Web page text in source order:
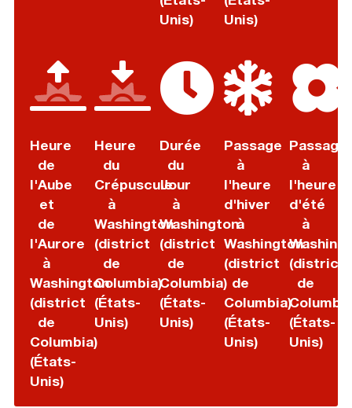
Unis)
Unis)
Heure
de
l'Aube
et
de
l'Aurore
à
Washington
(district
de
Columbia)
(États-
Unis)
Heure
du
Crépuscule
à
Washington
(district
de
Columbia)
(États-
Unis)
Durée
du
Jour
à
Washington
(district
de
Columbia)
(États-
Unis)
Passage
à
l'heure
d'hiver
à
Washington
(district
de
Columbia)
(États-
Unis)
Passage
à
l'heure
d'été
à
(district
de
(États-
Unis)